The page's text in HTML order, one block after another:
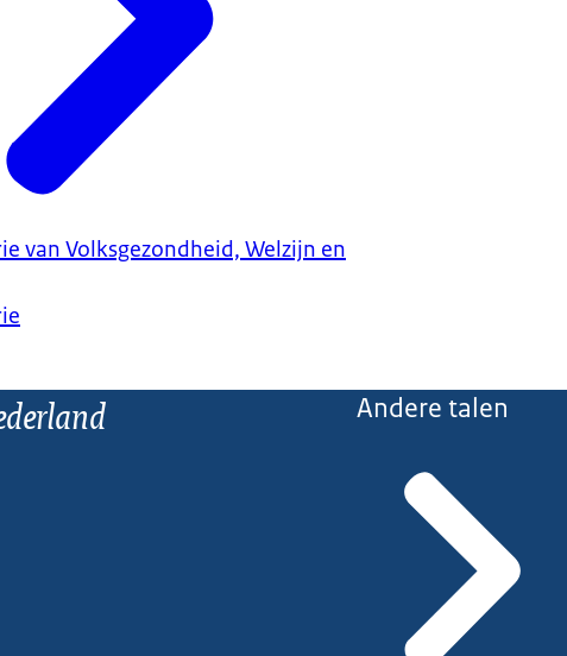
van Volksgezondheid, Welzijn en
Andere talen